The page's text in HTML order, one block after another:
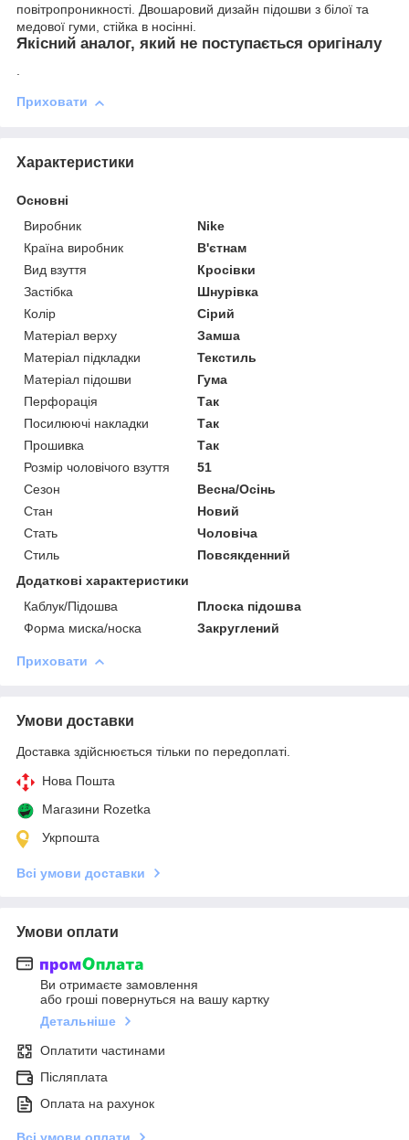
повітропроникності. Двошаровий дизайн підошви з білої та
медової гуми, стійка в носінні.
Якісний аналог, який не поступається оригіналу
.
Приховати
Характеристики
Основні
Виробник
Nike
Країна виробник
В'єтнам
Вид взуття
Кросівки
Застібка
Шнурівка
Колір
Сірий
Матеріал верху
Замша
Матеріал підкладки
Текстиль
Матеріал підошви
Гума
Перфорація
Так
Посилюючі накладки
Так
Прошивка
Так
Розмір чоловічого взуття
51
Сезон
Весна/Осінь
Стан
Новий
Стать
Чоловіча
Стиль
Повсякденний
Додаткові характеристики
Каблук/Підошва
Плоска підошва
Форма миска/носка
Закруглений
Приховати
Умови доставки
Доставка здійснюється тільки по передоплаті.
Нова Пошта
Магазини Rozetka
Укрпошта
Всі умови доставки
Умови оплати
Ви отримаєте замовлення
або гроші повернуться на вашу картку
Детальніше
Оплатити частинами
Післяплата
Оплата на рахунок